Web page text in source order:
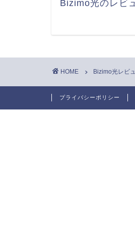
Bizimo光のレビ
HOME Bizimo光レビ
プライバシーポリシー